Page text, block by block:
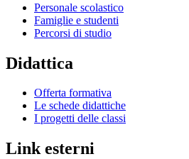
Personale scolastico
Famiglie e studenti
Percorsi di studio
Didattica
Offerta formativa
Le schede didattiche
I progetti delle classi
Link esterni